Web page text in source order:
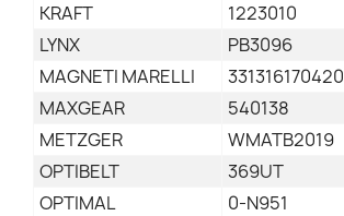
KRAFT
1223010
LYNX
PB3096
MAGNETI MARELLI
331316170420
MAXGEAR
540138
METZGER
WMATB2019
OPTIBELT
369UT
OPTIMAL
0-N951